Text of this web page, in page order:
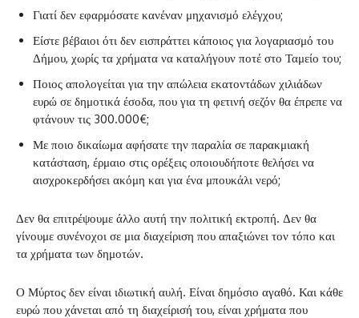
Γιατί δεν εφαρμόσατε κανέναν μηχανισμό ελέγχου;
Είστε βέβαιοι ότι δεν εισπράττει κάποιος για λογαριασμό του
Δήμου, χωρίς τα χρήματα να καταλήγουν ποτέ στο Ταμείο του;
Ποιος απολογείται για την απώλεια εκατοντάδων χιλιάδων
ευρώ σε δημοτικά έσοδα, που για τη φετινή σεζόν θα έπρεπε να
φτάνουν τις 300.000€;
Με ποιο δικαίωμα αφήσατε την παραλία σε παρακμιακή
κατάσταση, έρμαιο στις ορέξεις οποιουδήποτε θελήσει να
αισχροκερδήσει ακόμη και για ένα μπουκάλι νερό;
Δεν θα επιτρέψουμε άλλο αυτή την πολιτική εκτροπή. Δεν θα
γίνουμε συνένοχοι σε μια διαχείριση που απαξιώνει τον τόπο και
τα χρήματα των δημοτών.
Ο Μύρτος δεν είναι ιδιωτική αυλή. Είναι δημόσιο αγαθό. Και κάθε
ευρώ που χάνεται από τη διαχείρισή του, είναι χρήματα που